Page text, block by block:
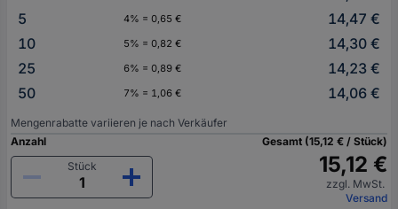
5
4% = 0,65 €
14,47 €
10
5% = 0,82 €
14,30 €
25
6% = 0,89 €
14,23 €
50
7% = 1,06 € 14,06 €
Mengenrabatte variieren je nach Verkäufer
Anzahl
Stück
Gesamt (15,12 € / Stück)
15,12 €
zzgl. MwSt.
Versand